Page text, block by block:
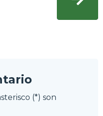
(*) son